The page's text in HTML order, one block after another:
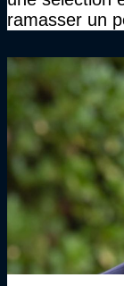
ramasser un